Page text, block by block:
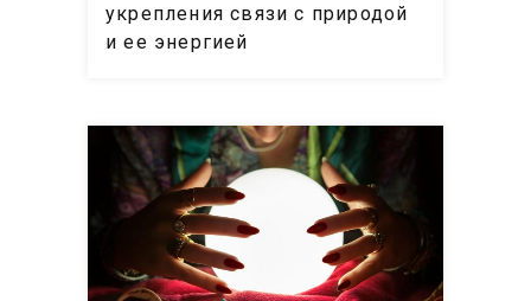
укрепления связи с природой
и ее энергией